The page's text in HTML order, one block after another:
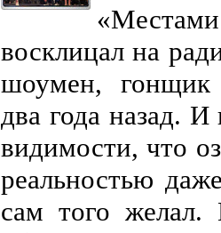
восклицал на
шоумен, гонщик
два года назад.
видимости, что
реальностью
сам того желал.